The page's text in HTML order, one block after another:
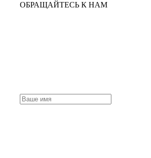
ОБРАЩАЙТЕСЬ К НАМ